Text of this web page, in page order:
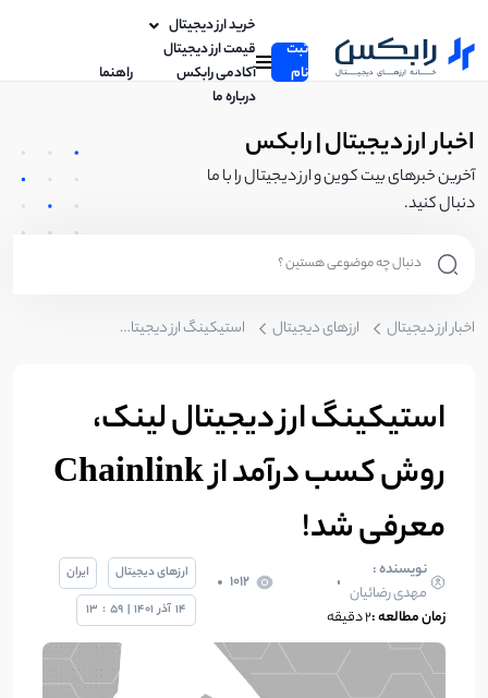
ثبت
نام
خرید ارز دیجیتال
قیمت ارز دیجیتال
آکادمی رابکس
راهنما
درباره ما
اخبار ارز دیجیتال | رابکس
آخرین خبرهای بیت کوین و ارز دیجیتال را با ما
دنبال کنید.
اخبار ارز دیجیتال ارزهای دیجیتال استیکینگ ارز دیجیتال لینک، روش کسب درآمد از Chainlink معرفی شد!
استیکینگ ارز دیجیتال لینک،
روش کسب درآمد از Chainlink
معرفی شد!
نویسنده :
مهدی رضائیان
1012
زمان مطالعه :2 دقیقه
ارزهای دیجیتال
ایران
14 آذر 1401
|
59
:
13